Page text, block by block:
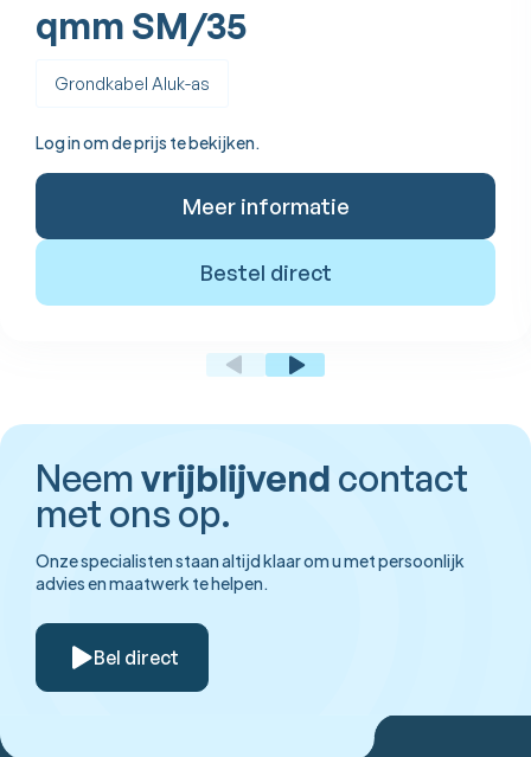
qmm SM/35
Grondkabel Aluk-as
Log in om de prijs te bekijken.
Meer informatie
Bestel direct
Neemvrijblijvend contact
met ons op.
Onze specialisten staan altijd klaar om u met persoonlijk
advies en maatwerk te helpen.
Bel direct